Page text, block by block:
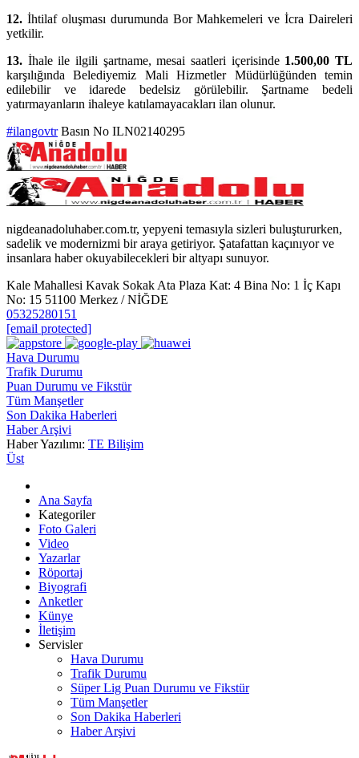
12. İhtilaf oluşması durumunda Bor Mahkemeleri ve İcra Daireleri
yetkilir.
13. İhale ile ilgili şartname, mesai saatleri içerisinde 1.500,00 TL
karşılığında Belediyemiz Mali Hizmetler Müdürlüğünden temin
edilebilir ve idarede bedelsiz görülebilir. Şartname bedeli
yatırmayanların ihaleye katılamayacakları ilan olunur.
#ilangovtr Basın No ILN02140295
nigdeanadoluhaber.com.tr, yepyeni temasıyla sizleri buluştururken,
sadelik ve modernizmi bir araya getiriyor. Şatafattan kaçınıyor ve
insanlara haber okuyabilecekleri bir altyapı sunuyor.
Kale Mahallesi Kavak Sokak Ata Plaza Kat: 4 Bina No: 1 İç Kapı
No: 15 51100 Merkez / NİĞDE
05325280151
[email protected]
Hava Durumu
Trafik Durumu
Puan Durumu ve Fikstür
Tüm Manşetler
Son Dakika Haberleri
Haber Arşivi
Haber Yazılımı: TE Bilişim
Üst
Ana Sayfa
Kategoriler
Foto Galeri
Video
Yazarlar
Röportaj
Biyografi
Anketler
Künye
İletişim
Servisler
Hava Durumu
Trafik Durumu
Süper Lig Puan Durumu ve Fikstür
Tüm Manşetler
Son Dakika Haberleri
Haber Arşivi